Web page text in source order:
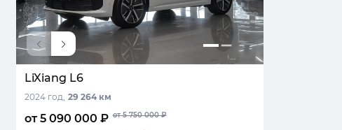
LiXiang L6
2024 год, 29 264 км
от 5 090 000 ₽ от 5 750 000 ₽